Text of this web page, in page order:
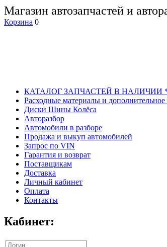
Магазин автозапчастей и
Корзина 0
КАТАЛОГ ЗАПЧАСТЕЙ В НАЛИЧИИ
Расходные материалы и дополнительное
Диски Шины Колёса
Авторазбор
Автомобили в разборе
Продажа и выкуп автомобилей
Запрос по VIN
Гарантия и возврат
Поставщикам
Доставка
Личный кабинет
Оплата
Контакты
Кабинет: